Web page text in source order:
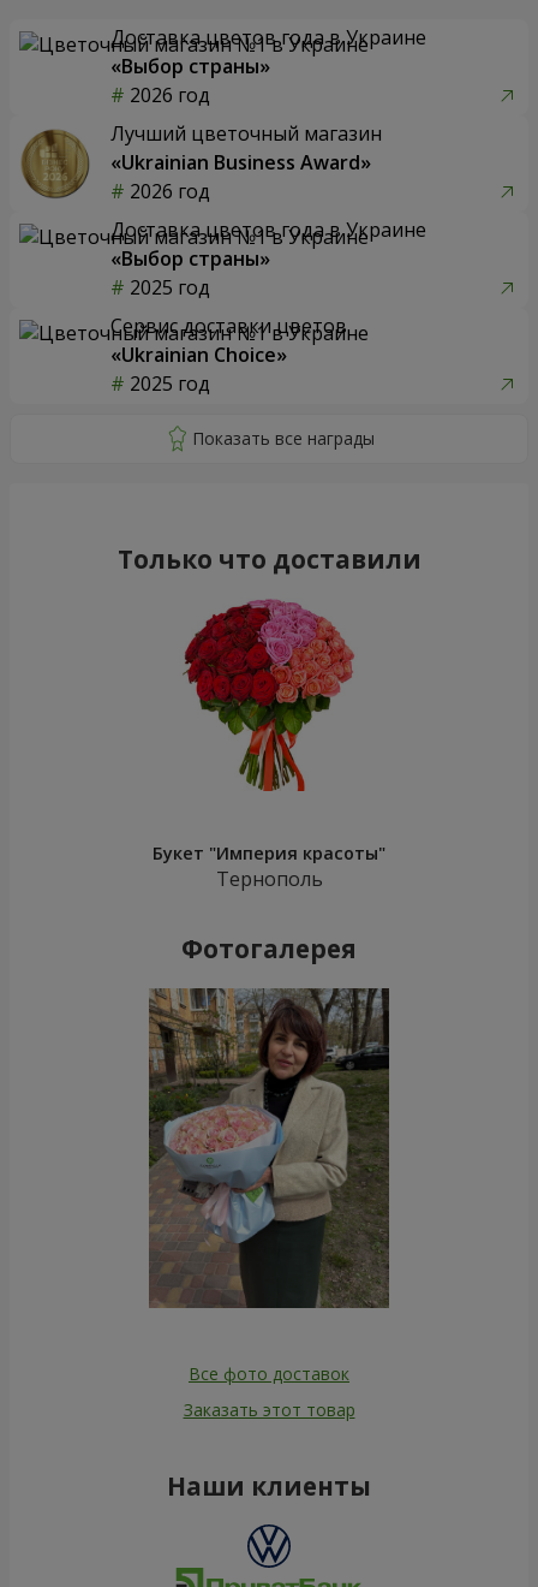
Доставка цветов года в Украине
«Выбор страны»
2026 год
Лучший цветочный магазин
«Ukrainian Business Award»
2026 год
Доставка цветов года в Украине
«Выбор страны»
2025 год
Сервис доставки цветов
«Ukrainian Choice»
2025 год
Только что доставили
Букет "Империя красоты"
Тернополь
Фотогалерея
Все фото доставок
Заказать этот товар
Наши клиенты